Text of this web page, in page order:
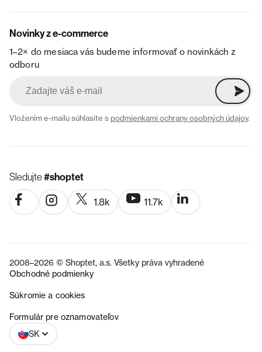
Novinky z e-commerce
1–2× do mesiaca vás budeme informovať o novinkách z
odboru
Vložením e-mailu súhlasíte spodmienkami ochrany osobných údajov.
Sledujte#shoptet
1.8k 11.7k
2008–2026 © Shoptet, a.s. Všetky práva vyhradené
Obchodné podmienky
Súkromie a cookies
Formulár pre oznamovateľov
SK